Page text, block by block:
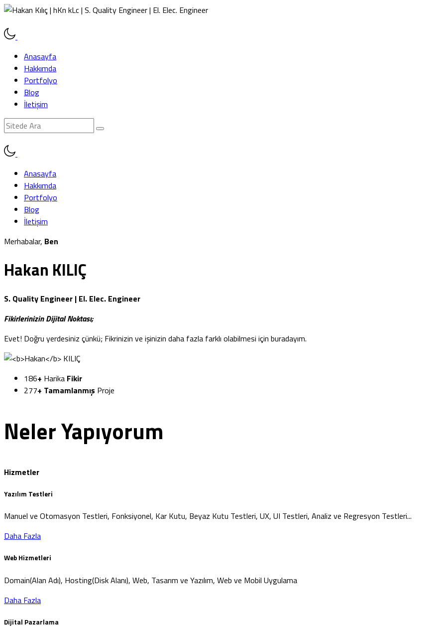
Anasayfa
Hakkımda
Portfolyo
Blog
İletişim
Anasayfa
Hakkımda
Portfolyo
Blog
İletişim
Merhabalar, Ben
Hakan KILIÇ
S. Quality Engineer | El. Elec. Engineer
Fikirlerinizin Dijital Noktası;
Evet! Doğru yerdesiniz çünkü; Fikrinizin ve işinizin daha fazla farklı olabilmesi için buradayım.
186+ Harika Fikir
277+ Tamamlanmış Proje
Neler Yapıyorum
Hizmetler
Yazılım Testleri
Manuel ve Otomasyon Testleri, Fonksiyonel, Kar Kutu, Beyaz Kutu Testleri, UX, UI Testleri, Analiz ve Regresyon Testleri...
Daha Fazla
Web Hizmetleri
Domain(Alan Adı), Hosting(Disk Alanı), Web, Tasarım ve Yazılım, Web ve Mobil Uygulama
Daha Fazla
Dijital Pazarlama